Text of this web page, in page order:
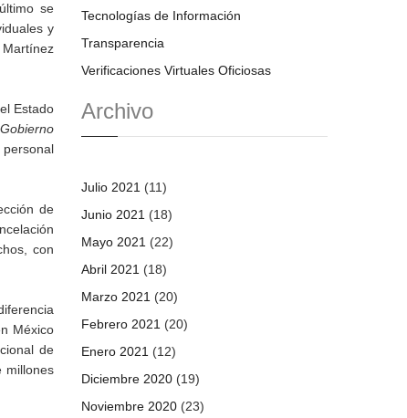
se
y
Estado
de
con
México
de
millones
Tecnologías de Información
Transparencia
Verificaciones Virtuales Oficiosas
Archivo
Julio 2021 (11)
Junio 2021 (18)
Mayo 2021 (22)
Abril 2021 (18)
Marzo 2021 (20)
Febrero 2021 (20)
Enero 2021 (12)
Diciembre 2020 (19)
Noviembre 2020 (23)